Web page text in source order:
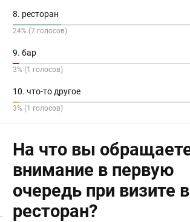
8. ресторан
24% (7 голосов)
9. бар
3% (1 голосов)
10. что-то другое
3% (1 голосов)
На что вы
внимание в первую
очередь при визите в
ресторан?